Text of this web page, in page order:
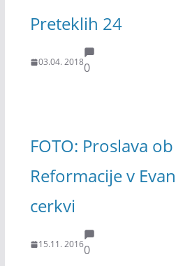
Preteklih 24
03.04. 20180
FOTO: Proslava
Reformacije v
cerkvi
15.11. 20160